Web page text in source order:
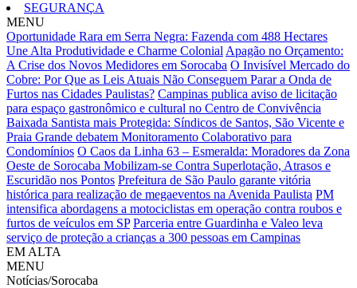
SEGURANÇA
MENU
Oportunidade Rara em Serra Negra: Fazenda com 488 Hectares
Une Alta Produtividade e Charme Colonial Apagão no Orçamento:
A Crise dos Novos Medidores em Sorocaba O Invisível Mercado do
Cobre: Por Que as Leis Atuais Não Conseguem Parar a Onda de
Furtos nas Cidades Paulistas? Campinas publica aviso de licitação
para espaço gastronômico e cultural no Centro de Convivência
Baixada Santista mais Protegida: Síndicos de Santos, São Vicente e
Praia Grande debatem Monitoramento Colaborativo para
Condomínios O Caos da Linha 63 – Esmeralda: Moradores da Zona
Oeste de Sorocaba Mobilizam-se Contra Superlotação, Atrasos e
Escuridão nos Pontos Prefeitura de São Paulo garante vitória
histórica para realização de megaeventos na Avenida Paulista PM
intensifica abordagens a motociclistas em operação contra roubos e
furtos de veículos em SP Parceria entre Guardinha e Valeo leva
serviço de proteção a crianças a 300 pessoas em Campinas
EM ALTA
MENU
Notícias/Sorocaba